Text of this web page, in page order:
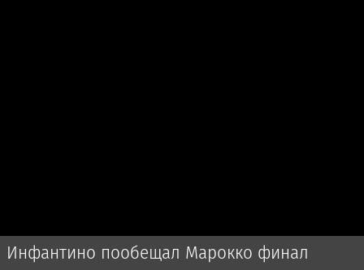
Инфантино пообещал Марокко финал